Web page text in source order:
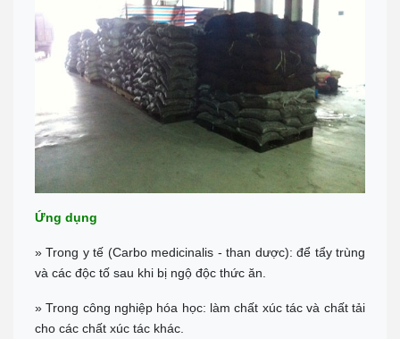
Đc: R303 Đường Ruby 3, Shophouse Bãi Kem, P An Thới, TP Phú
Quốc
Tel:
0906 82 82 82
Chỉ đường
Ứng dụng
» Trong y tế (Carbo medicinalis - than dược): để tẩy trùng
và các độc tố sau khi bị ngộ độc thức ăn.
» Trong công nghiệp hóa học: làm chất xúc tác và chất tải
cho các chất xúc tác khác.